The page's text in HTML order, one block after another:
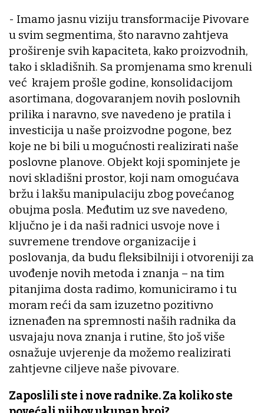
- Imamo jasnu viziju transformacije Pivovare
u svim segmentima, što naravno zahtjeva
proširenje svih kapaciteta, kako proizvodnih,
tako i skladišnih. Sa promjenama smo krenuli
već krajem prošle godine, konsolidacijom
asortimana, dogovaranjem novih poslovnih
prilika i naravno, sve navedeno je pratila i
investicija u naše proizvodne pogone, bez
koje ne bi bili u mogućnosti realizirati naše
poslovne planove. Objekt koji spominjete je
novi skladišni prostor, koji nam omogućava
bržu i lakšu manipulaciju zbog povećanog
obujma posla. Međutim uz sve navedeno,
ključno je i da naši radnici usvoje nove i
suvremene trendove organizacije i
poslovanja, da budu fleksibilniji i otvoreniji za
uvođenje novih metoda i znanja – na tim
pitanjima dosta radimo, komuniciramo i tu
moram reći da sam izuzetno pozitivno
iznenađen na spremnosti naših radnika da
usvajaju nova znanja i rutine, što još više
osnažuje uvjerenje da možemo realizirati
zahtjevne ciljeve naše pivovare.
Zaposlili ste i nove radnike. Za koliko ste